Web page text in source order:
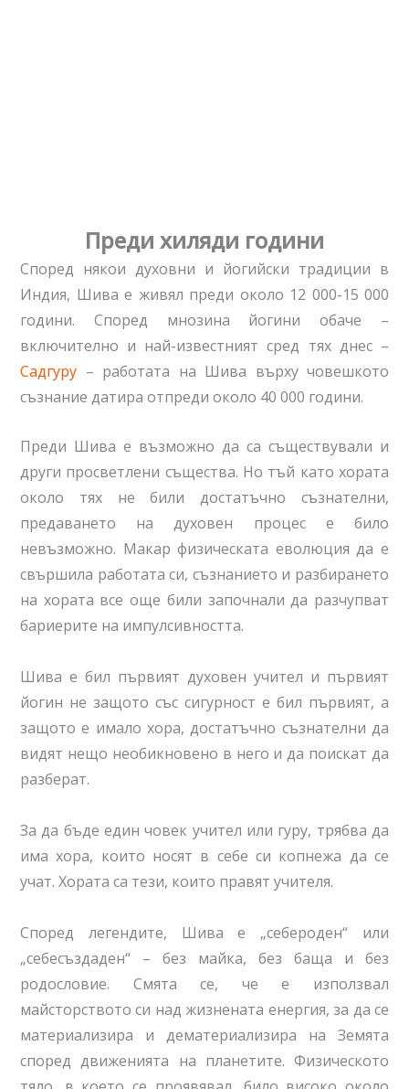
Преди хиляди години
Според някои духовни и йогийски традиции в
Индия, Шива е живял преди около 12 000-15 000
години. Според мнозина йогини обаче –
включително и най-известният сред тях днес –
Садгуру – работата на Шива върху човешкото
съзнание датира отпреди около 40 000 години.
Преди Шива е възможно да са съществували и
други просветлени същества. Но тъй като хората
около тях не били достатъчно съзнателни,
предаването на духовен процес е било
невъзможно. Макар физическата еволюция да е
свършила работата си, съзнанието и разбирането
на хората все още били започнали да разчупват
бариерите на импулсивността.
Шива е бил първият духовен учител и първият
йогин не защото със сигурност е бил първият, а
защото е имало хора, достатъчно съзнателни да
видят нещо необикновено в него и да поискат да
разберат.
За да бъде един човек учител или гуру, трябва да
има хора, които носят в себе си копнежа да се
учат. Хората са тези, които правят учителя.
Според легендите, Шива е „себероден“ или
„себесъздаден“ – без майка, без баща и без
родословие. Смята се, че е използвал
майсторството си над жизнената енергия, за да се
материализира и дематериализира на Земята
според движенията на планетите. Физическото